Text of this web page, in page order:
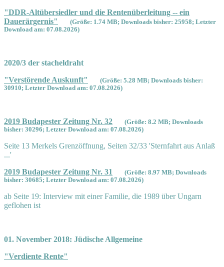
"DDR-Altübersiedler und die Rentenüberleitung -- ein
Dauerärgernis"
(Größe: 1.74 MB; Downloads bisher: 25958; Letzter
Download am: 07.08.2026)
2020/3 der stacheldraht
"Verstörende Auskunft"
(Größe: 5.28 MB; Downloads bisher:
30910; Letzter Download am: 07.08.2026)
2019 Budapester Zeitung Nr. 32
(Größe: 8.2 MB; Downloads
bisher: 30296; Letzter Download am: 07.08.2026)
Seite 13 Merkels Grenzöffnung, Seiten 32/33 'Sternfahrt aus Anlaß
...'
2019 Budapester Zeitung Nr. 31
(Größe: 8.97 MB; Downloads
bisher: 30685; Letzter Download am: 07.08.2026)
ab Seite 19: Interview mit einer Familie, die 1989 über Ungarn
geflohen ist
01. November 2018: Jüdische Allgemeine
"Verdiente Rente"